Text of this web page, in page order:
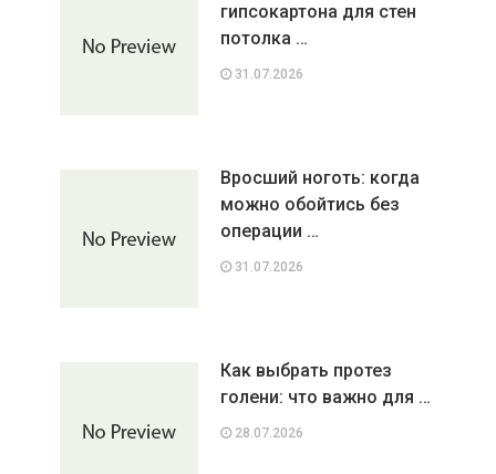
гипсокартона для стен
потолка …
31.07.2026
Вросший ноготь: когда
можно обойтись без
операции …
31.07.2026
Как выбрать протез
голени: что важно для …
28.07.2026